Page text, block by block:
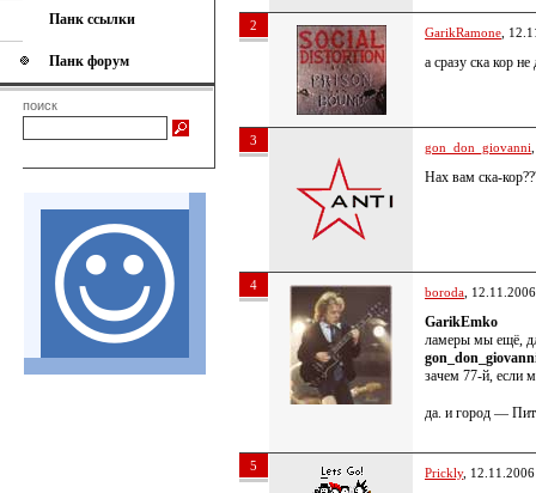
Панк ссылки
Панк форум
поиск
2 GarikRamone ,
а сразу ска кор не
3 gon_don_giovanni
Нах вам ска-
4 boroda ,
GarikEmko
ламеры мы ещё,
зачем 77-й, если
да. и город —
5 Prickly,